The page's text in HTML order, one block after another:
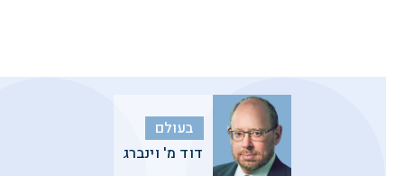
בעולם
דוד מ' וינברג